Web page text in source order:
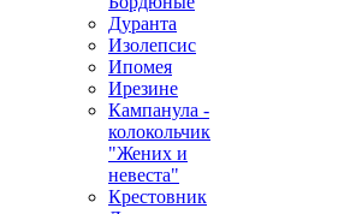
Дуранта
Изолепсис
Ипомея
Ирезине
Кампанула -
колокольчик
"Жених и
невеста"
Крестовник